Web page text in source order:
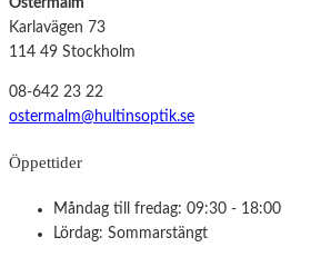
Karlavägen 73
114 49 Stockholm
08-642 23 22
ostermalm@hultinsoptik.se
Öppettider
Måndag till fredag: 09:30 - 18:00
Lördag: Sommarstängt